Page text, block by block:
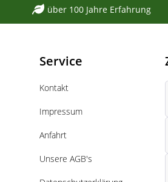
über 100 Jahre Erfahrung
Service
Kontakt
Impressum
Anfahrt
Unsere AGB's